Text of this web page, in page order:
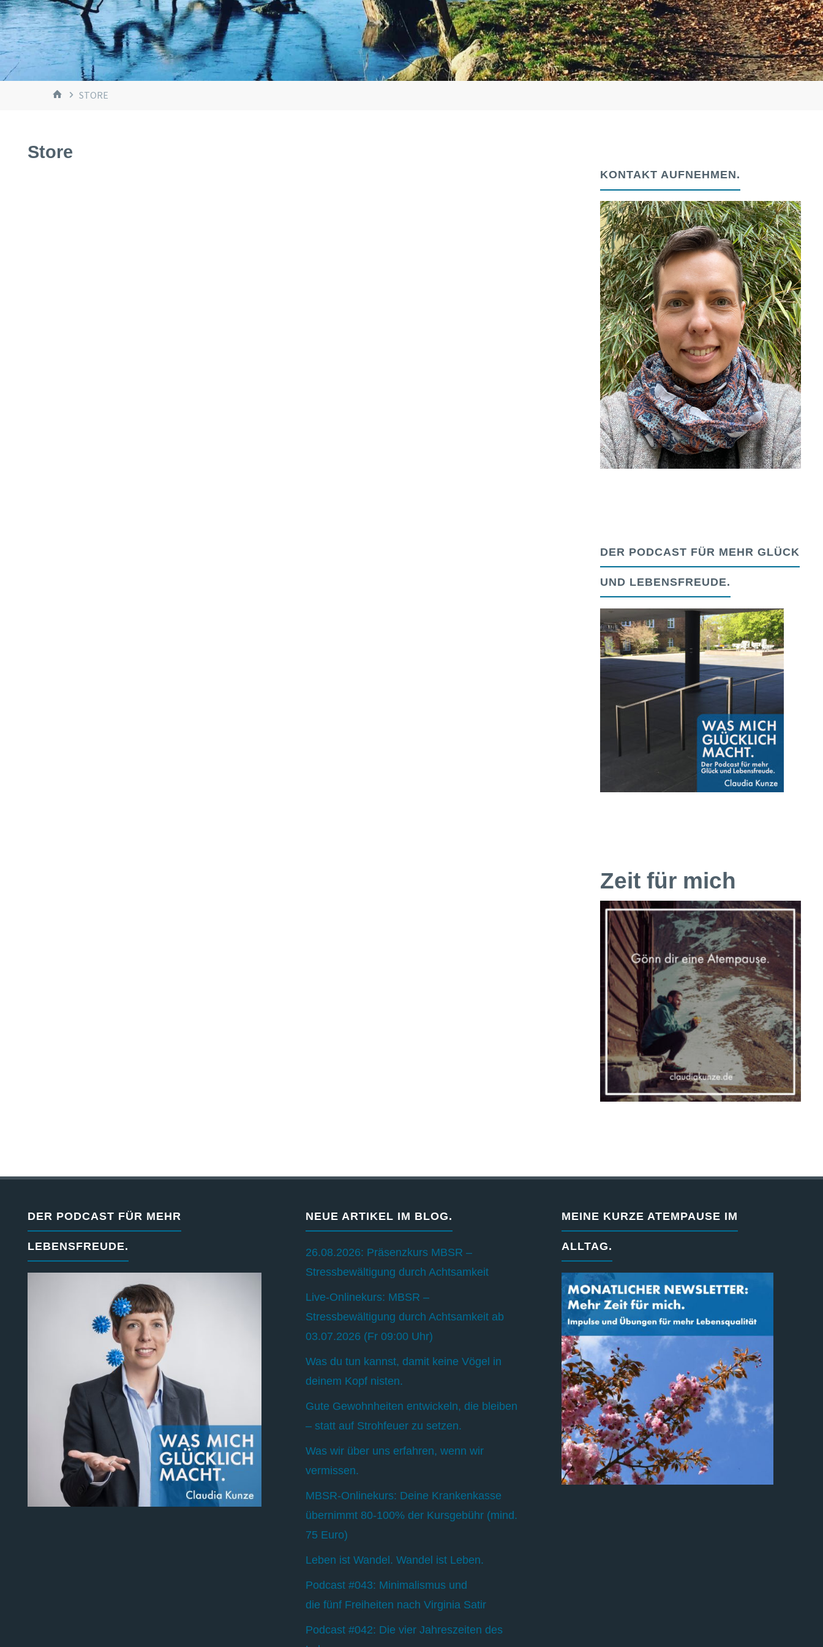
START
STORE
Store
KONTAKT AUFNEHMEN.
DER PODCAST FÜR MEHR GLÜCK
UND LEBENSFREUDE.
Zeit für mich
DER PODCAST FÜR MEHR
LEBENSFREUDE.
NEUE ARTIKEL IM BLOG.
26.08.2026: Präsenzkurs MBSR –
Stressbewältigung durch Achtsamkeit
Live-Onlinekurs: MBSR –
Stressbewältigung durch Achtsamkeit ab
03.07.2026 (Fr 09:00 Uhr)
Was du tun kannst, damit keine Vögel in
deinem Kopf nisten.
Gute Gewohnheiten entwickeln, die bleiben
– statt auf Strohfeuer zu setzen.
Was wir über uns erfahren, wenn wir
vermissen.
MBSR-Onlinekurs: Deine Krankenkasse
übernimmt 80-100% der Kursgebühr (mind.
75 Euro)
Leben ist Wandel. Wandel ist Leben.
Podcast #043: Minimalismus und
die fünf Freiheiten nach Virginia Satir
Podcast #042: Die vier Jahreszeiten des
MEINE KURZE ATEMPAUSE IM
ALLTAG.